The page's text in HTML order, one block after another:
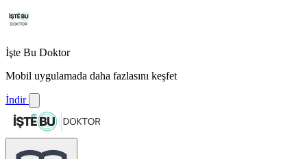
İşte Bu Doktor
Mobil uygulamada daha fazlasını keşfet
İndir